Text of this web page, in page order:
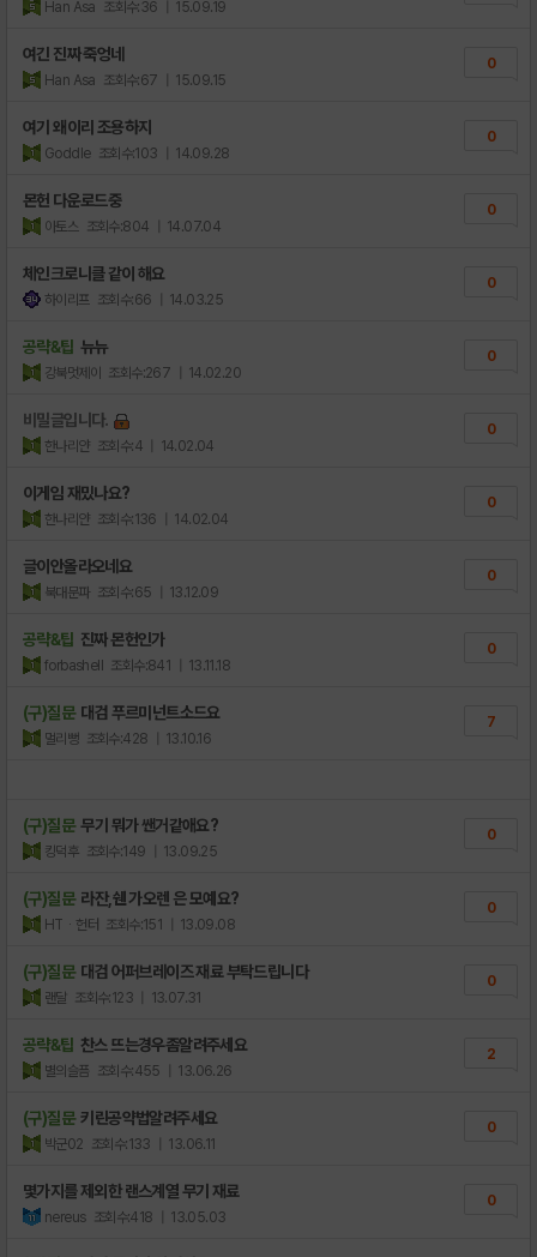
Han Asa 조회수:36 | 15.09.19
여긴 진짜 죽엉네
Han Asa 조회수:67 | 15.09.15
0
여기 왜이리 조용하지
Goddle 조회수:103 | 14.09.28
0
몬헌 다운로드중
아토스 조회수:804 | 14.07.04
0
체인크로니클 같이 해요
하이리프 조회수:66 | 14.03.25
0
공략&팁 뉴뉴
강북멋제이 조회수:267 | 14.02.20
0
비밀글입니다.
한나리얀 조회수:4 | 14.02.04
0
이게임 재밌나요?
한나리얀 조회수:136 | 14.02.04
0
글이안올라오네요
북대문파 조회수:65 | 13.12.09
0
공략&팁 진짜 몬헌인가
forbashell 조회수:841 | 13.11.18
0
(구)질문 대검 푸르미넌트소드요
멀리뻥 조회수:428 | 13.10.16
7
(구)질문 무기 뭐가 쌘거같애요?
킹덕후 조회수:149 | 13.09.25
0
(구)질문 라잔,쉔 가오렌 은 모예요?
HTᆞ헌터 조회수:151 | 13.09.08
0
(구)질문 대검 어퍼브레이즈 재료 부탁드립니다
랜달 조회수:123 | 13.07.31
0
공략&팁 찬스 뜨는경우좀알려주세요
별의슬픔 조회수:455 | 13.06.26
2
(구)질문 키린공약법알려주세요
박군02 조회수:133 | 13.06.11
0
몇가지를 제외한 랜스계열 무기 재료
nereus 조회수:418 | 13.05.03
0